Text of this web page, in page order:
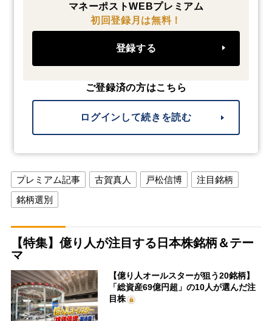
マネーポストWEBプレミアム
初回登録月は無料！
登録する
ご登録済の方はこちら
ログインして続きを読む
プレミアム記事 古賀真人 戸松信博
注目銘柄
銘柄選別
【特集】億り人が注目する日本株銘柄＆テー
マ
【億り人オールスターが狙う20銘柄】
「総資産69億円超」の10人が選んだ注
目株